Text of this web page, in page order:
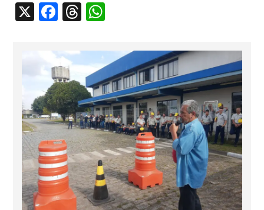
X Facebook
Threads